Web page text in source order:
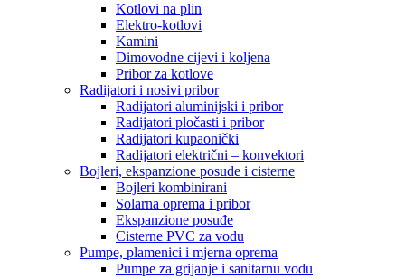
Kotlovi na plin
Elektro-kotlovi
Kamini
Dimovodne cijevi i koljena
Pribor za kotlove
Radijatori i nosivi pribor
Radijatori aluminijski i pribor
Radijatori pločasti i pribor
Radijatori kupaonički
Radijatori električni – konvektori
Bojleri, ekspanzione posude i cisterne
Bojleri kombinirani
Solarna oprema i pribor
Ekspanzione posuđe
Cisterne PVC za vodu
Pumpe, plamenici i mjerna oprema
Pumpe za grijanje i sanitarnu vodu